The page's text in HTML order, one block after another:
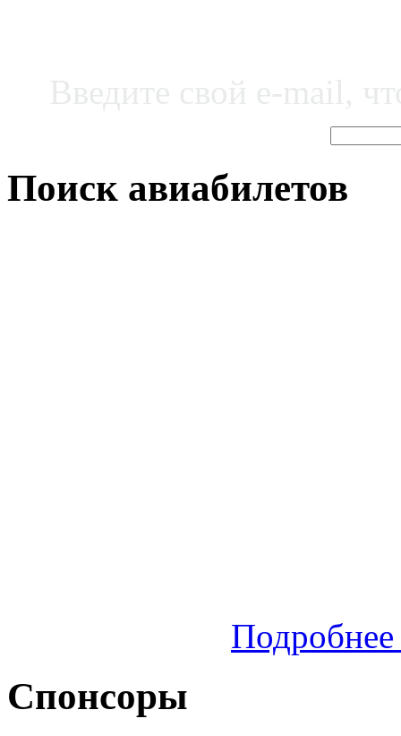
Поиск авиабилетов
Спонсоры